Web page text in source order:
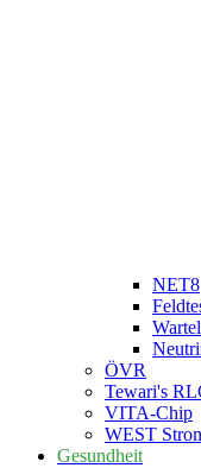
NET8
ÖVR
Tewari's
VITA-Chip
WEST
Gesundheit